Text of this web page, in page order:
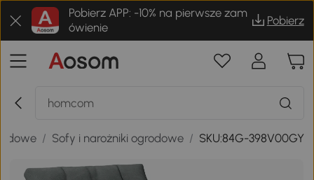
Pobierz APP: -10% na pierwsze zam
ówienie
Pobierz
/ Sofy i narożniki ogrodowe / SKU:84G-398V00GY